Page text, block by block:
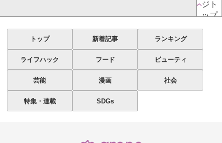
ジト
ップ
トップ 新着記事 ランキング
ライフハック フード ビューティ
芸能 漫画 社会
特集・連載 SDGs